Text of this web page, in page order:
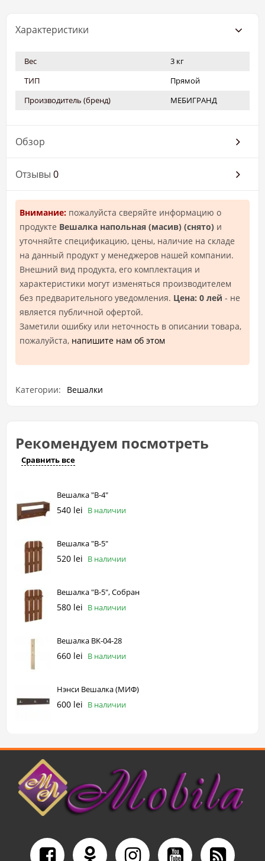
Характеристики
Вес
3 кг
ТИП
Прямой
Производитель (бренд)
МЕБИГРАНД
Обзор
Отзывы 0
Внимание: пожалуйста сверяйте информацию о
продукте Вешалка напольная (масив) (снято) и
уточняйте спецификацию, цены, наличие на складе
на данный продукт у менеджеров нашей компании.
Внешний вид продукта, его комплектация и
характеристики могут изменяться производителем
без предварительного уведомления. Цена: 0 лей - не
является публичной офертой.
Заметили ошибку или неточность в описании товара,
пожалуйста, напишите нам об этом
Категории: Вешалки
Рекомендуем посмотреть
Сравнить все
Вешалка "В-4"
540 lei В наличии
Вешалка "В-5"
520 lei В наличии
Вешалка "В-5", Собран
580 lei В наличии
Вешалка BK-04-28
660 lei В наличии
Нэнси Вешалка (МИФ)
600 lei В наличии